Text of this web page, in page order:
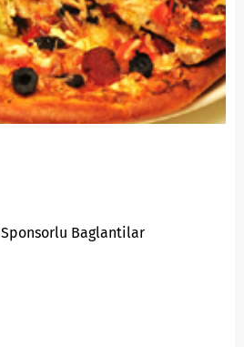
Sponsorlu Baglantilar